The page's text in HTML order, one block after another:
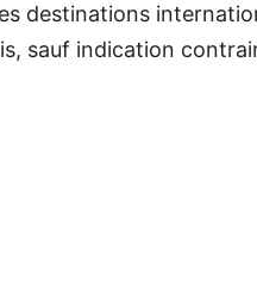
destinations
sauf indication